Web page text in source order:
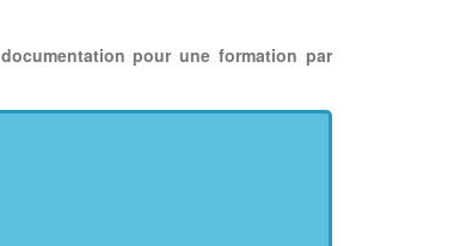
pour une formation par